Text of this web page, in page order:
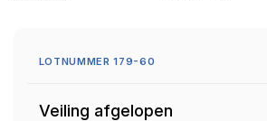
LOTNUMMER 179-60
Veiling afgelopen